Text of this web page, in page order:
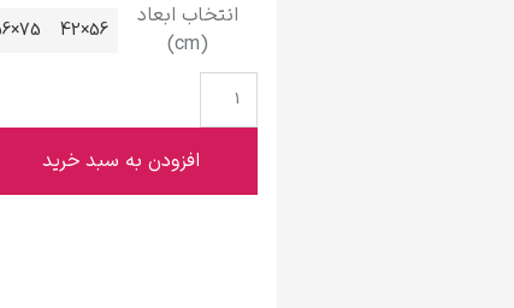
انتخاب ابعاد
(cm)
56×42
75×56
افزودن به سبد خرید